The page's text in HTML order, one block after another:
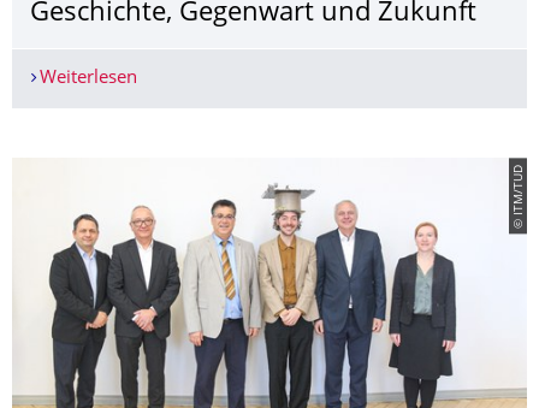
Geschichte, Gegenwart und Zukunft
Weiterlesen
© ITM/TUD